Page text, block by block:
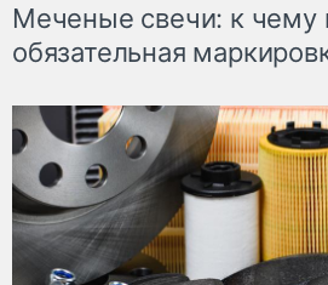
Меченые свечи: к чему
обязательная